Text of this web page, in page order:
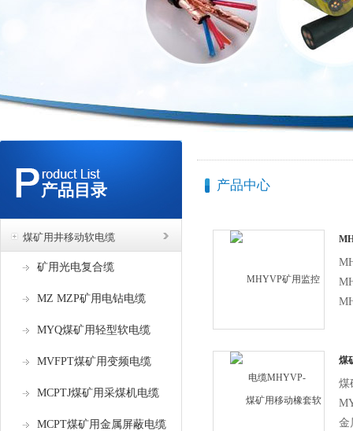
产品目录
煤矿用井移动软电缆
矿用光电复合缆
MZ MZP矿用电钻电缆
MYQ煤矿用轻型软电缆
MVFPT煤矿用变频电缆
MCPTJ煤矿用采煤机电缆
MCPT煤矿用金属屏蔽电缆
产品中心
编
电
绝
套
煤
煤
金